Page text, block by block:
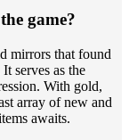
game?
mirrors that found
serves as the
With gold,
array of new and
awaits.